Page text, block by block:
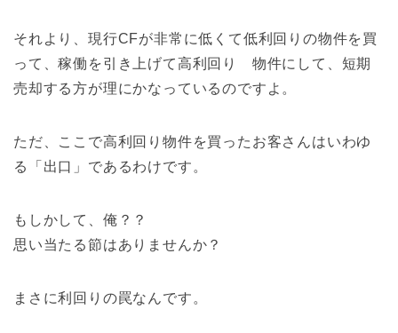
それより、現行CFが非常に低くて低利回りの物件を買
って、稼働を引き上げて高利回り 物件にして、短期
売却する方が理にかなっているのですよ。
ただ、ここで高利回り物件を買ったお客さんはいわゆ
る「出口」であるわけです。
もしかして、俺？？
思い当たる節はありませんか？
まさに利回りの罠なんです。